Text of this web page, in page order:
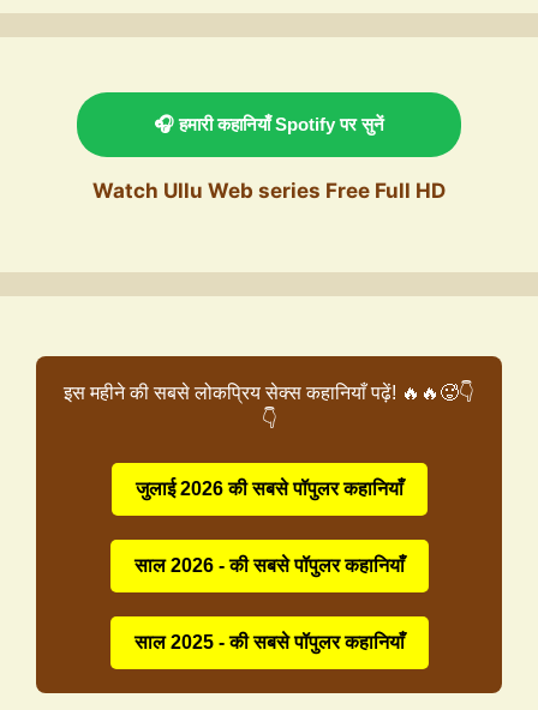
🎧 हमारी कहानियाँ Spotify पर सुनें
Watch Ullu Web series Free Full HD
इस महीने की सबसे लोकप्रिय सेक्स कहानियाँ पढ़ें! 🔥🔥🥵👇
👇
जुलाई 2026 की सबसे पॉपुलर कहानियाँ
साल 2026 - की सबसे पॉपुलर कहानियाँ
साल 2025 - की सबसे पॉपुलर कहानियाँ